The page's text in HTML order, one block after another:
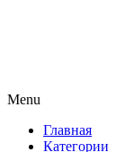
Menu
content
Главная
Категории